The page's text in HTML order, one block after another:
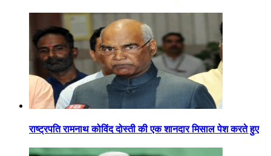
राष्ट्रपति रामनाथ कोविंद दोस्ती की एक शानदार मिसाल पेश करते हुए